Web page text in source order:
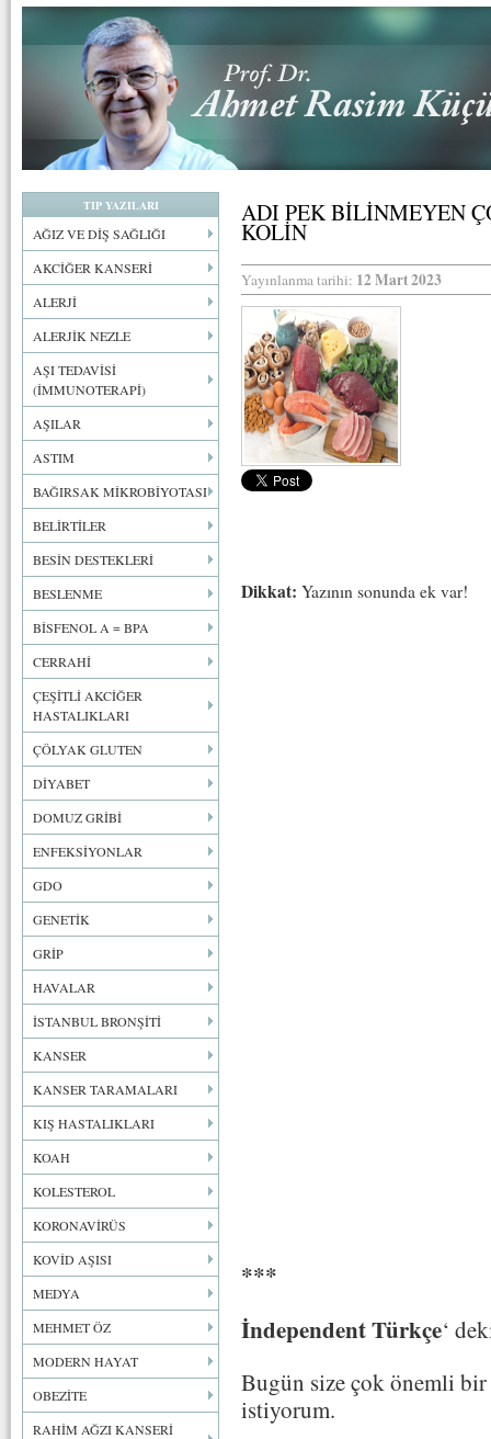
TIP YAZILARI
AĞIZ VE DİŞ SAĞLIĞI
AKCİĞER KANSERİ
ALERJİ
ALERJİK NEZLE
AŞI TEDAVİSİ
(İMMUNOTERAPİ)
AŞILAR
ASTIM
BAĞIRSAK MİKROBİYOTASI
BELİRTİLER
BESİN DESTEKLERİ
BESLENME
BİSFENOL A = BPA
CERRAHİ
ÇEŞİTLİ AKCİĞER
HASTALIKLARI
ÇÖLYAK GLUTEN
DİYABET
DOMUZ GRİBİ
ENFEKSİYONLAR
GDO
GENETİK
GRİP
HAVALAR
İSTANBUL BRONŞİTİ
KANSER
KANSER TARAMALARI
KIŞ HASTALIKLARI
KOAH
KOLESTEROL
KORONAVİRÜS
KOVİD AŞISI
MEDYA
MEHMET ÖZ
MODERN HAYAT
OBEZİTE
RAHİM AĞZI KANSERİ
ADI PEK BİLİNMEYEN
KOLİN
Yayınlanma tarihi: 12 Mart 2023
Dikkat: Yazının sonunda ek var!
***
İndependent Türkçe‘
Bugün size çok önemli
istiyorum.